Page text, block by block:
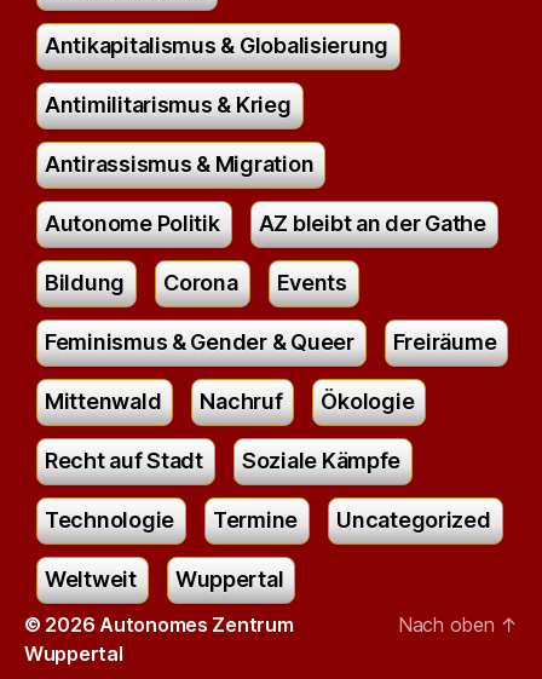
Antikapitalismus & Globalisierung
Antimilitarismus & Krieg
Antirassismus & Migration
Autonome Politik AZ bleibt an der Gathe
Bildung Corona Events
Feminismus & Gender & Queer Freiräume
Mittenwald Nachruf Ökologie
Recht auf Stadt Soziale Kämpfe
Technologie Termine Uncategorized
Weltweit Wuppertal
© 2026 Autonomes Zentrum
Wuppertal
Nach oben ↑